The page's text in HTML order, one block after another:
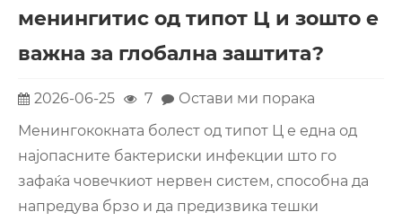
менингитис од типот Ц и зошто е
важна за глобална заштита?
2026-06-25 7
Остави ми порака
Менингококната болест од типот Ц е една од
најопасните бактериски инфекции што го
зафаќа човечкиот нервен систем, способна да
напредува брзо и да предизвика тешки